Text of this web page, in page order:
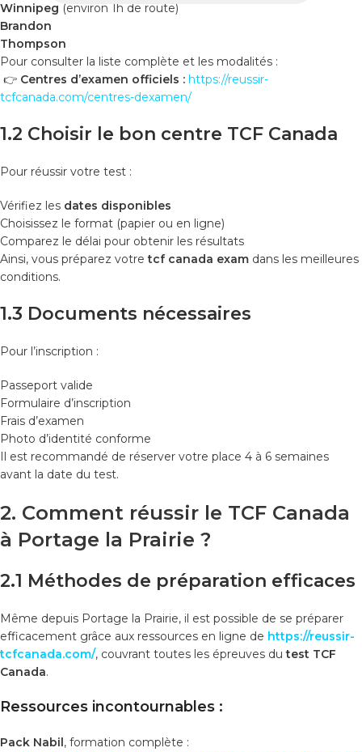
Winnipeg (environ 1h de route)
Brandon
Thompson
Pour consulter la liste complète et les modalités :
👉 Centres d’examen officiels : https://reussir-
tcfcanada.com/centres-dexamen/
1.2 Choisir le bon centre TCF Canada
Pour réussir votre test :
Vérifiez les dates disponibles
Choisissez le format (papier ou en ligne)
Comparez le délai pour obtenir les résultats
Ainsi, vous préparez votretcf canada exam dans les meilleures
conditions.
1.3 Documents nécessaires
Pour l’inscription :
Passeport valide
Formulaire d’inscription
Frais d’examen
Photo d’identité conforme
Il est recommandé de réserver votre place 4 à 6 semaines
avant la date du test.
2. Comment réussir le TCF Canada
à Portage la Prairie ?
2.1 Méthodes de préparation efficaces
Même depuis Portage la Prairie, il est possible de se préparer
efficacement grâce aux ressources en ligne de https://reussir-
tcfcanada.com/, couvrant toutes les épreuves dutest TCF
Canada.
Ressources incontournables :
Pack Nabil , formation complète :